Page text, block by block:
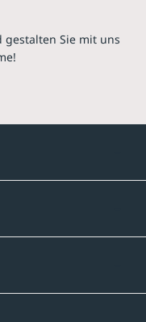
gestalten Sie mit uns